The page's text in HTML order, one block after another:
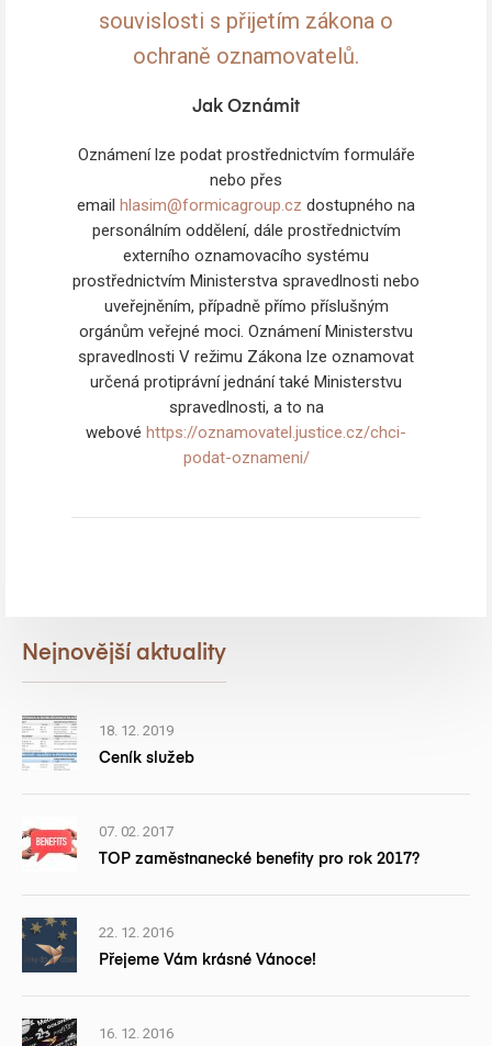
souvislosti s přijetím zákona o
ochraně oznamovatelů.
Jak Oznámit
Oznámení lze podat prostřednictvím formuláře
nebo přes
email hlasim@formicagroup.cz dostupného na
personálním oddělení, dále prostřednictvím
externího oznamovacího systému
prostřednictvím Ministerstva spravedlnosti nebo
uveřejněním, případně přímo příslušným
orgánům veřejné moci. Oznámení Ministerstvu
spravedlnosti V režimu Zákona lze oznamovat
určená protiprávní jednání také Ministerstvu
spravedlnosti, a to na
webové https://oznamovatel.justice.cz/chci-
podat-oznameni/
Nejnovější aktuality
18. 12. 2019
Ceník služeb
07. 02. 2017
TOP zaměstnanecké benefity pro rok 2017?
22. 12. 2016
Přejeme Vám krásné Vánoce!
16. 12. 2016